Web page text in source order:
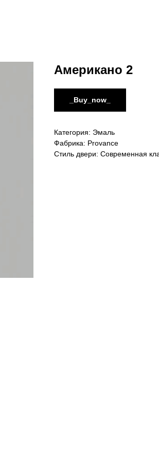
Американо 2
_Buy_now_
Категория: Эмаль
Фабрика: Provance
Стиль двери: Современная